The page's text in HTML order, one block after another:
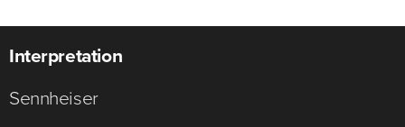
Interpretation
Sennheiser